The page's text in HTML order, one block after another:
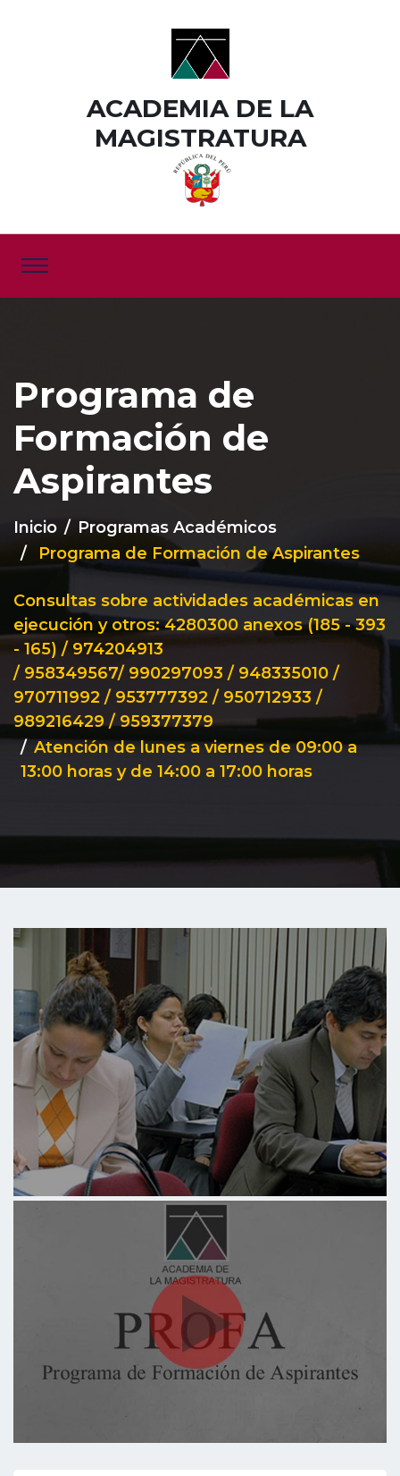
ACADEMIA DE LA
MAGISTRATURA
Programa de
Formación de
Aspirantes
Inicio
Programas Académicos
Programa de Formación de Aspirantes
Consultas sobre actividades académicas en
ejecución y otros: 4280300 anexos (185 - 393
- 165) / 974204913
/ 958349567/ 990297093 / 948335010 /
970711992 / 953777392 / 950712933 /
989216429 / 959377379
Atención de lunes a viernes de 09:00 a
13:00 horas y de 14:00 a 17:00 horas